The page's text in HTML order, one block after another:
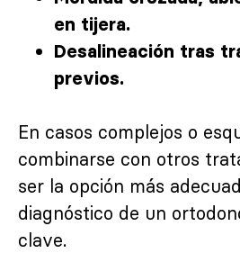
en tijera.
Desalineación tras
previos.
En casos complejos o
combinarse con otros
ser la opción más
diagnóstico de un
clave.